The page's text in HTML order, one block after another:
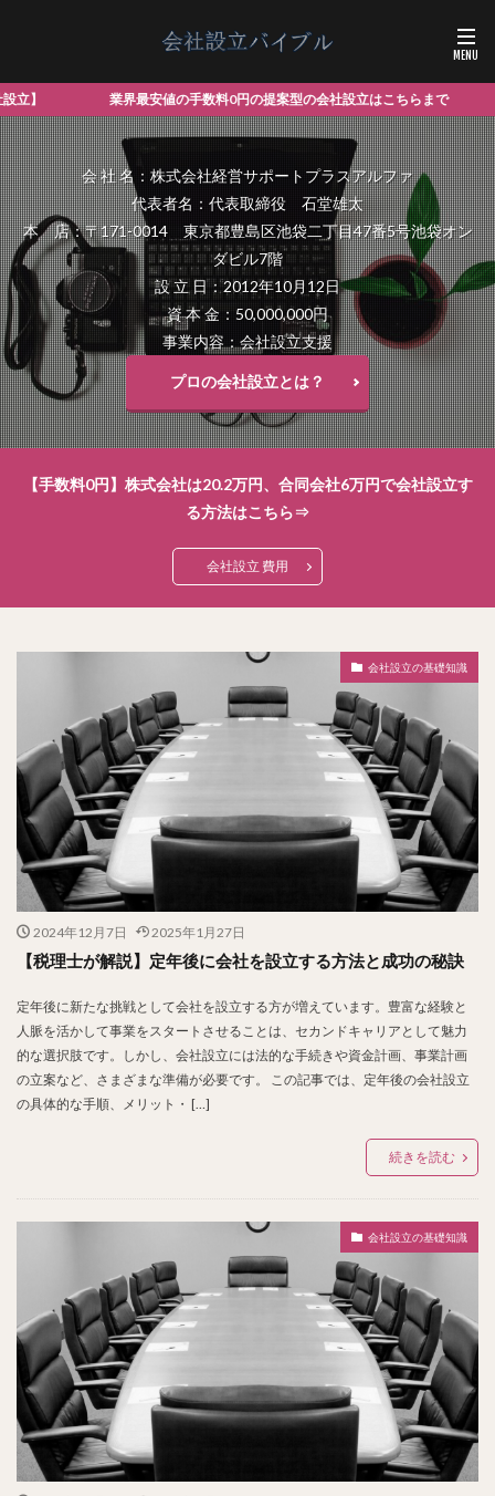
0円の提案型の会社設立はこちらまで
会 社 名：株式会社経営サポートプラスアルファ
代表者名：代表取締役 石堂雄太
本 店：〒171-0014 東京都豊島区池袋二丁目47番5号池袋オン
ダビル7階
設 立 日：2012年10月12日
資 本 金：50,000,000円
事業内容：会社設立支援
プロの会社設立とは？
【手数料0円】株式会社は20.2万円、合同会社6万円で会社設立す
る方法はこちら⇒
会社設立 費用
会社設立の基礎知識
2024年12月7日 2025年1月27日
【税理士が解説】定年後に会社を設立する方法と成功の秘訣
定年後に新たな挑戦として会社を設立する方が増えています。豊富な経験と
人脈を活かして事業をスタートさせることは、セカンドキャリアとして魅力
的な選択肢です。しかし、会社設立には法的な手続きや資金計画、事業計画
の立案など、さまざまな準備が必要です。 この記事では、定年後の会社設立
の具体的な手順、メリット・ […]
続きを読む
会社設立の基礎知識